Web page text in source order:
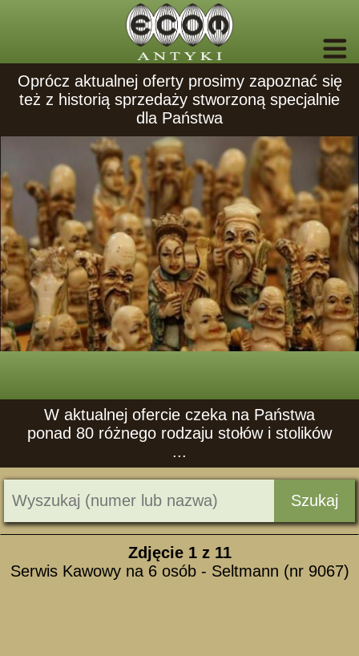
Oprócz aktualnej oferty prosimy zapoznać się
też z historią sprzedaży stworzoną specjalnie
dla Państwa
W aktualnej ofercie czeka na Państwa
ponad 80 różnego rodzaju stołów i stolików
...
Szukaj
Zdjęcie 1z 11
Serwis Kawowy na 6 osób - Seltmann (nr 9067)